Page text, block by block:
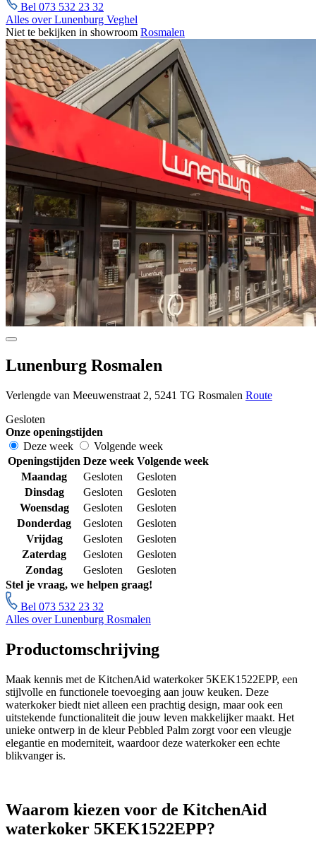
Bel 073 532 23 32
Alles over Lunenburg Veghel
Niet te bekijken in showroom Rosmalen
Lunenburg Rosmalen
Verlengde van Meeuwenstraat 2, 5241 TG Rosmalen Route
Gesloten
Onze openingstijden
Deze week
Volgende week
Openingstijden Deze week Volgende week
Maandag
Gesloten
Gesloten
Dinsdag
Gesloten
Gesloten
Woensdag
Gesloten
Gesloten
Donderdag
Gesloten
Gesloten
Vrijdag
Gesloten
Gesloten
Zaterdag
Gesloten
Gesloten
Zondag
Gesloten
Gesloten
Stel je vraag, we helpen graag!
Bel 073 532 23 32
Alles over Lunenburg Rosmalen
Productomschrijving
Maak kennis met de KitchenAid waterkoker 5KEK1522EPP, een
stijlvolle en functionele toevoeging aan jouw keuken. Deze
waterkoker biedt niet alleen een prachtig design, maar ook een
uitstekende functionaliteit die jouw leven makkelijker maakt. Het
unieke ontwerp in de kleur Pebbled Palm zorgt voor een vleugje
elegantie en moderniteit, waardoor deze waterkoker een echte
blikvanger is.
Waarom kiezen voor de KitchenAid
waterkoker 5KEK1522EPP?